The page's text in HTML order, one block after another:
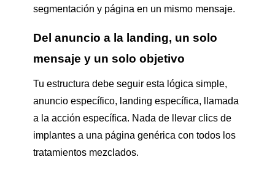
segmentación y página en un mismo mensaje.
Del anuncio a la landing, un solo
mensaje y un solo objetivo
Tu estructura debe seguir esta lógica simple,
anuncio específico, landing específica, llamada
a la acción específica. Nada de llevar clics de
implantes a una página genérica con todos los
tratamientos mezclados.